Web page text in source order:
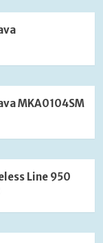
MKA0104SM
Line 950